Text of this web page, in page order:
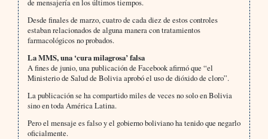
de mensajería en los últimos tiempos.
Desde finales de marzo, cuatro de cada diez de estos controles
estaban relacionados de alguna manera con tratamientos
farmacológicos no probados.
La MMS, una ‘cura milagrosa’ falsa
A fines de junio, una publicación de Facebook afirmó que “el
Ministerio de Salud de Bolivia aprobó el uso de dióxido de cloro”.
La publicación se ha compartido miles de veces no solo en Bolivia
sino en toda América Latina.
Pero el mensaje es falso y el gobierno boliviano ha tenido que negarlo
oficialmente.